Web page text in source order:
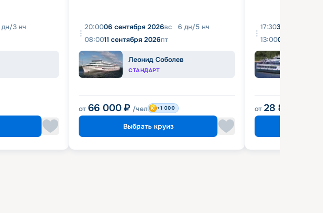
дн/3 нч
20:0006 сентября 2026вс 6 дн/5 нч
08:0011 сентября 2026пт
Леонид Соболев
СТАНДАРТ
от 66 000 ₽ /чел +1 000
Выбрать круиз
17:3031 августа
13:0004 сентября
от 28 800